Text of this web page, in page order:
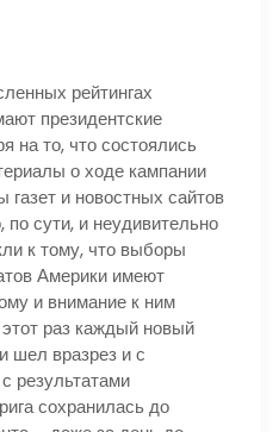
рейтингах
президентские
то, что состоялись
о ходе кампании
и новостных сайтов
сути, и неудивительно
к тому, что выборы
Америки имеют
и внимание к ним
раз каждый новый
шел вразрез и с
результатами
сохранилась до